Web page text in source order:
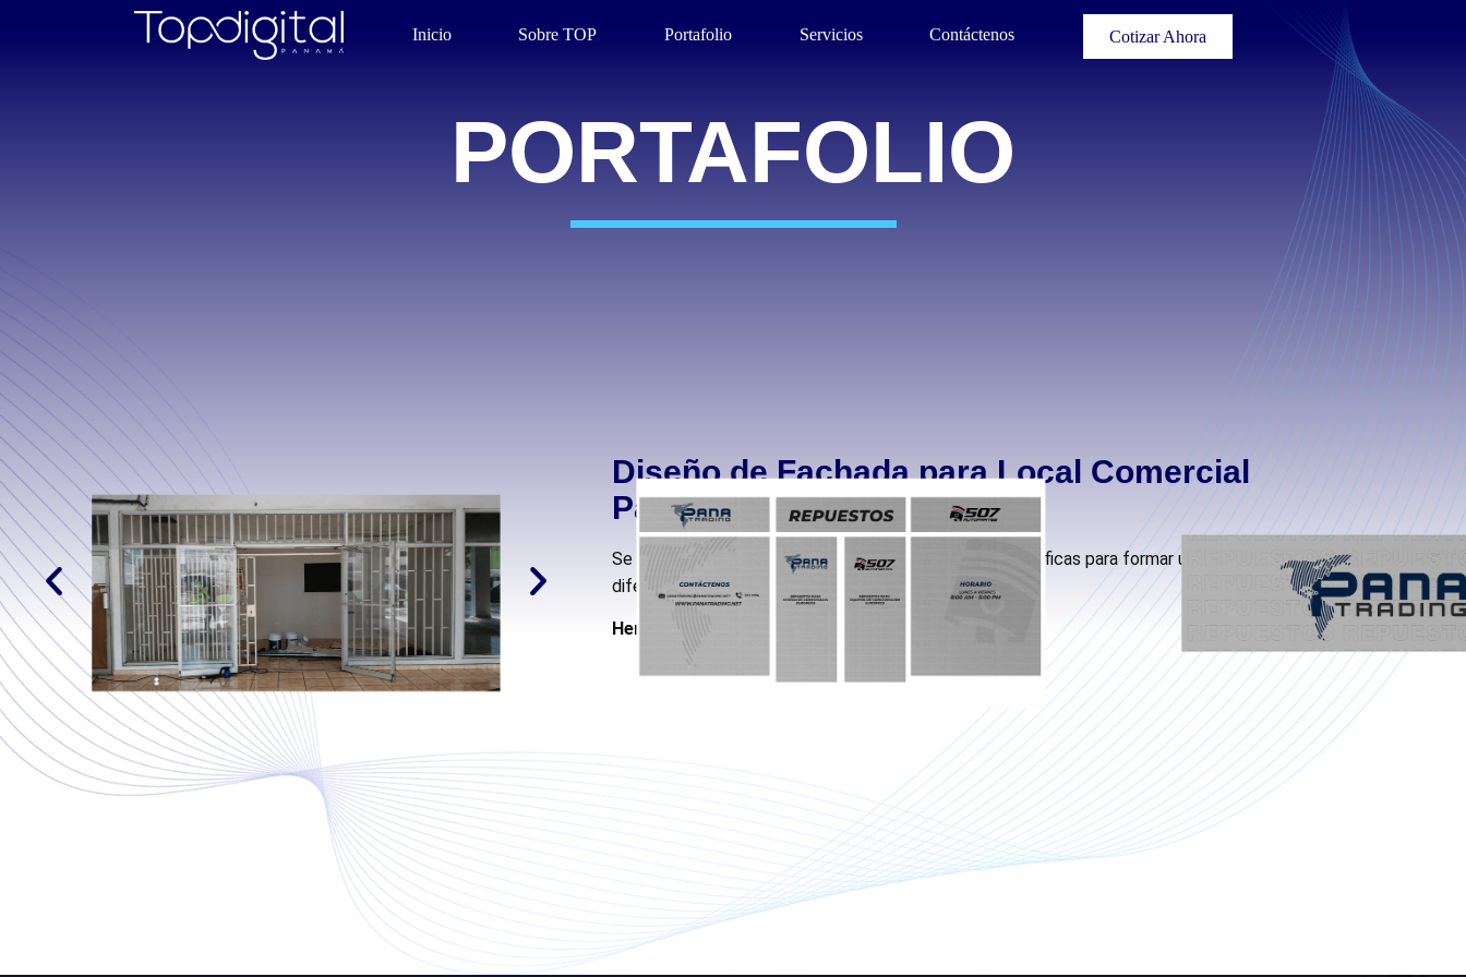
Inicio Sobre TOP Portafolio Servicios Contáctenos Cotizar Ahora
PORTAFOLIO
Diseño de Fachada para Local Comercial
Panatrading
Se diseñaron varias artes gráficas según medidas específicas para formar una fachada completa dividida en
diferentes tamaños de un local comercial en apertura.
Herramientas Usadas: